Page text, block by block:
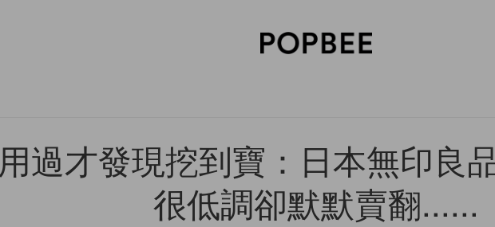
用過才發現挖到寶：日本無印良
很低調卻默默賣翻......